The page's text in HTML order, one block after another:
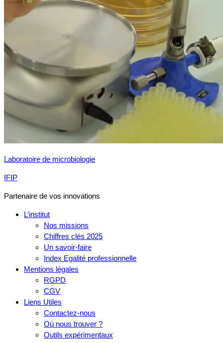
Laboratoire de microbiologie
IFIP
Partenaire de vos innovations
L’institut
Nos missions
Chiffres clés 2025
Un savoir-faire
Index Egalité professionnelle
Mentions légales
RGPD
CGV
Liens Utiles
Contactez-nous
Où nous trouver ?
Outils expérimentaux